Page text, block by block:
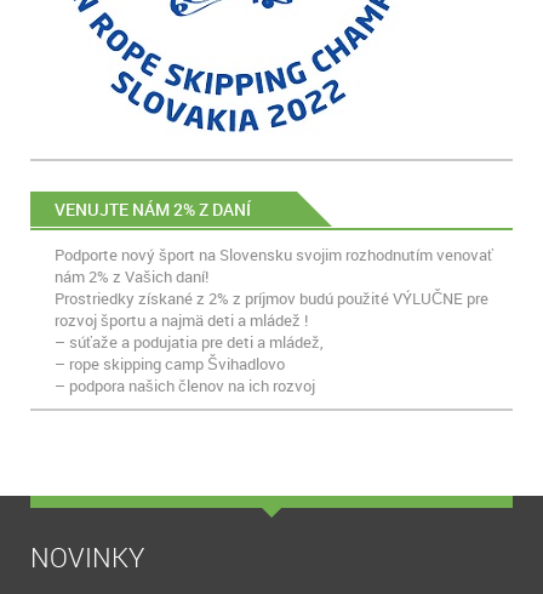
VENUJTE NÁM 2% Z DANÍ
Podporte nový šport na Slovensku svojim rozhodnutím venovať
nám 2% z Vašich daní!
Prostriedky získané z 2% z príjmov budú použité VÝLUČNE pre
rozvoj športu a najmä deti a mládež !
– súťaže a podujatia pre deti a mládež,
– rope skipping camp Švihadlovo
– podpora našich členov na ich rozvoj
NOVINKY